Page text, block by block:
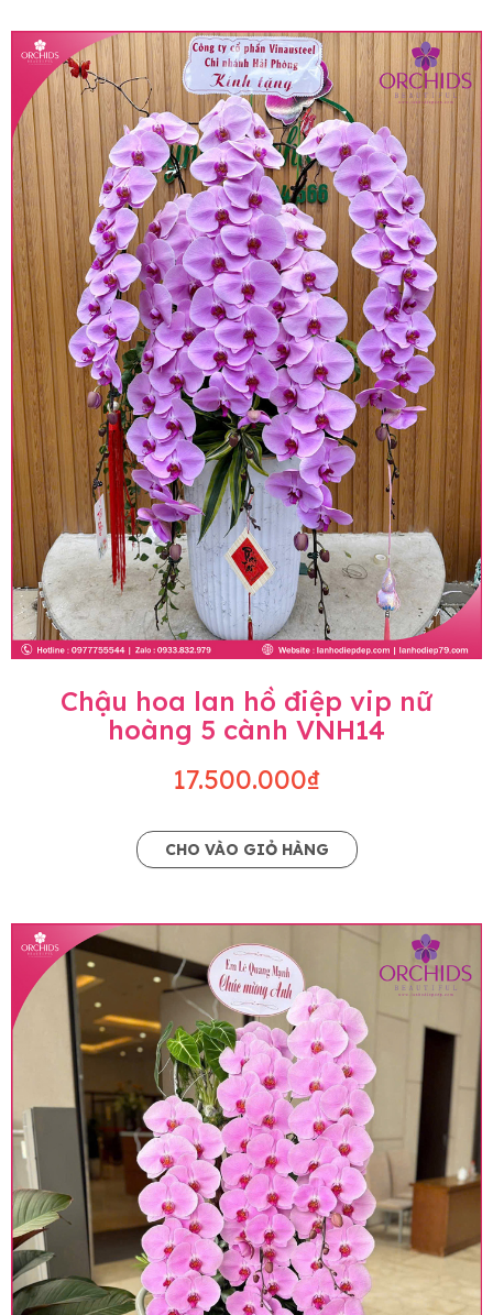
• Giá trên được miễn ship giao trong nội thành,
miễn phí in thiệp - banner theo yêu cầu khách
hàng.
• Beautiful Orchids liên kết với các cửa hàng
trên toàn quốc để phục vụ giao hoa tận nơi, mỗi
khu vực sẽ có mức giá khác nhau (tùy vào chi
phí mặt bằng, nguyên vật liệu,..) nên giá có thể sẽ
thay đổi so với giá niêm yết trên website. Khách
hàng ở Tỉnh thành khác vui lòng chủ động hỏi lại
giá trước khi đặt hàng, shop sẽ chủ động báo giá
chính xác khi có địa chỉ giao hàng cụ thể.
Chậu hoa lan hồ điệp vip nữ
hoàng 5 cành VNH14
17.500.000₫
CHO VÀO GIỎ HÀNG